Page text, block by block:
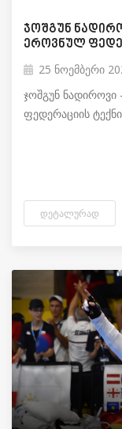
ჯოშგუნ
ეროვნულ
25 ნოემბერი
ჯოშგუნ
ფედერაციის
ᲓᲔᲢᲐᲚᲣᲠᲐᲓ